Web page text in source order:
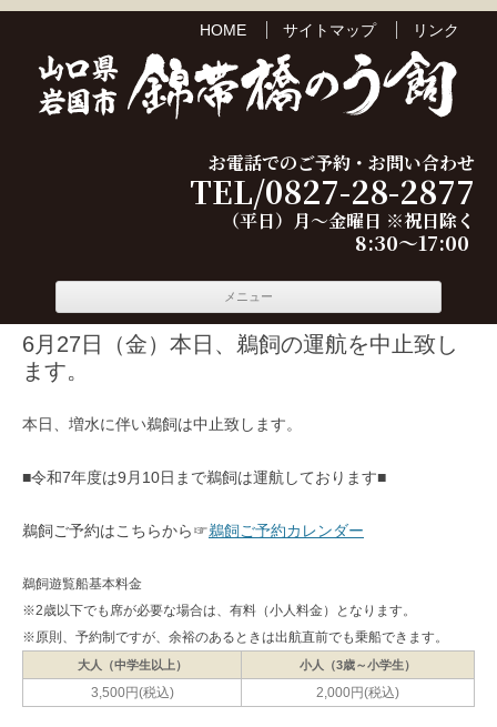
HOME サイトマップ リンク
お電話でのご予約・お問い合わせ
TEL/0827-28-2877
（平日）月～金曜日 ※祝日除く
8:30～17:00
メニュー
6月27日（金）本日、鵜飼の運航を中止致し
ます。
本日、増水に伴い鵜飼は中止致します。
■令和7年度は9月10日まで鵜飼は運航しております■
鵜飼ご予約はこちらから☞鵜飼ご予約カレンダー
鵜飼遊覧船基本料金
※2歳以下でも席が必要な場合は、有料（小人料金）となります。
※原則、予約制ですが、余裕のあるときは出航直前でも乗船できます。
大人（中学生以上） 小人（3歳～小学生）
3,500円(税込) 2,000円(税込)